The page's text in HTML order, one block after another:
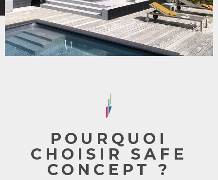
POURQUOI
CHOISIR SAFE
CONCEPT ?